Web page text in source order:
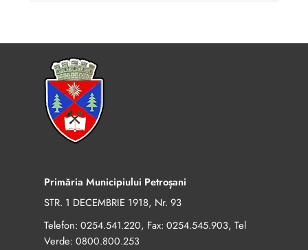
Primăria Municipiului Petroșani
STR. 1 DECEMBRIE 1918, Nr. 93
Telefon: 0254.541.220, Fax: 0254.545.903, Tel
Verde: 0800.800.253